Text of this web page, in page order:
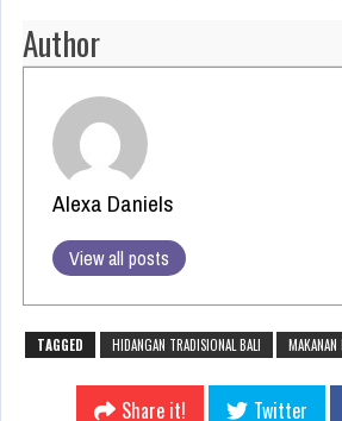
Author
Alexa Daniels
View all posts
TAGGED HIDANGAN TRADISIONAL BALI MAKANAN
Share it! Twitter